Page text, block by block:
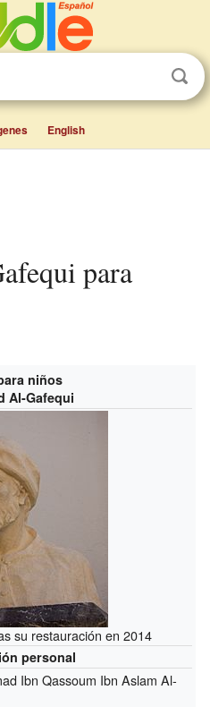
English
niños
Al-Gafequi
su restauración en 2014
personal
Ibn Qassoum Ibn Aslam Al-